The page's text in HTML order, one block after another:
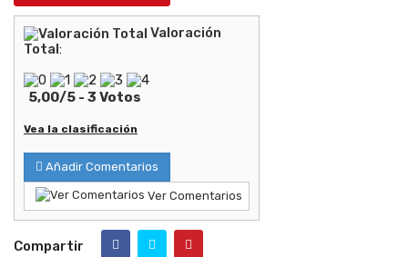
Valoración
Total:
5,00/5 - 3 Votos
Vea la clasificación
Añadir Comentarios
Ver Comentarios
Compartir